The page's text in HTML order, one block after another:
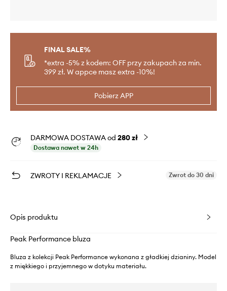
FINAL SALE%
*extra -5% z kodem: OFF przy zakupach za min.
399 zł. W appce masz extra -10%!
Pobierz APP
DARMOWA DOSTAWA od 280 zł
Dostawa nawet w 24h
ZWROTY I REKLAMACJE Zwrot do 30 dni
Opis produktu
Peak Performance bluza
Bluza z kolekcji Peak Performance wykonana z gładkiej dzianiny. Model
z miękkiego i przyjemnego w dotyku materiału.